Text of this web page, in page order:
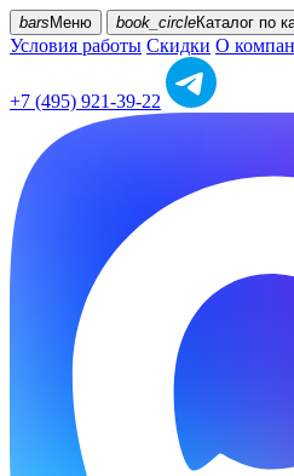
bars Меню book_circleКаталог по
Условия работы Скидки О
+7 (495) 921-39-22